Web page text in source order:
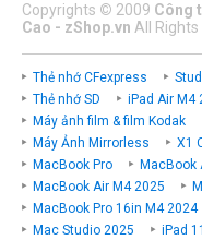
Copyrights © 2009 Công
Cao - zShop.vn All Rights
Thẻ nhớ CFexpress
Thẻ nhớ SD
iPad Air M4
Máy ảnh film & film Kodak
Máy Ảnh Mirrorless
X1
MacBook Pro
MacBook
MacBook Air M4 2025
MacBook Pro 16in M4 2024
Mac Studio 2025
iPad